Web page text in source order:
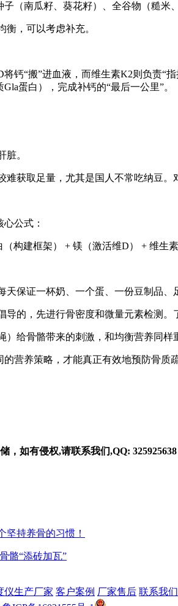
（南瓜籽、葵花籽）、全谷物（糙米
，可以考虑补充。
钙“搬”进血液，而维生素K2则负责
蛋白），完成补钙的“最后一公里”。
。
获取足量，尤其是国人不常吃纳豆
公式：
构建框架） + 镁（激活维D） + 维生
保证一杯奶、一个蛋、一份豆制品、
的，先进行骨密度和微量元素检测。
给骨骼带来的刺激，和均衡营养同样
营养策略，才能真正有效地预防骨质
如有侵权,请联系我们,QQ:
坚持养骨的习惯！
骼“添砖加瓦”
仪生产厂家 客户案例 厂家售后 联系我们